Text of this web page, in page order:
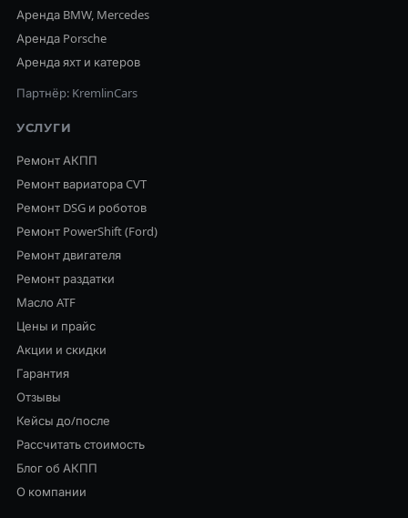
Аренда BMW, Mercedes
Аренда Porsche
Аренда яхт и катеров
Партнёр: KremlinCars
УСЛУГИ
Ремонт АКПП
Ремонт вариатора CVT
Ремонт DSG и роботов
Ремонт PowerShift (Ford)
Ремонт двигателя
Ремонт раздатки
Масло ATF
Цены и прайс
Акции и скидки
Гарантия
Отзывы
Кейсы до/после
Рассчитать стоимость
Блог об АКПП
О компании